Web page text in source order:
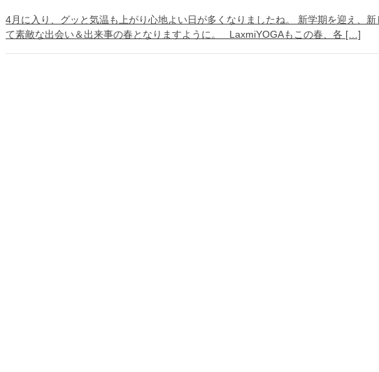
4月に入り、グッと気温も上がり心地よい日が多くなりましたね。 新学期を迎え、
て素敵な出会い＆出来事の春となりますように。 LaxmiYOGAもこの春、各 […]